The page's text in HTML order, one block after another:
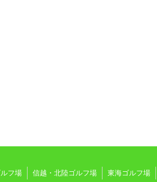
フ場 信越・北陸ゴルフ場 東海ゴルフ場